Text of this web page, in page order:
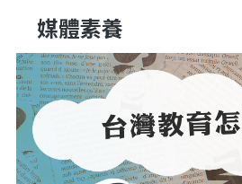
媒體素養